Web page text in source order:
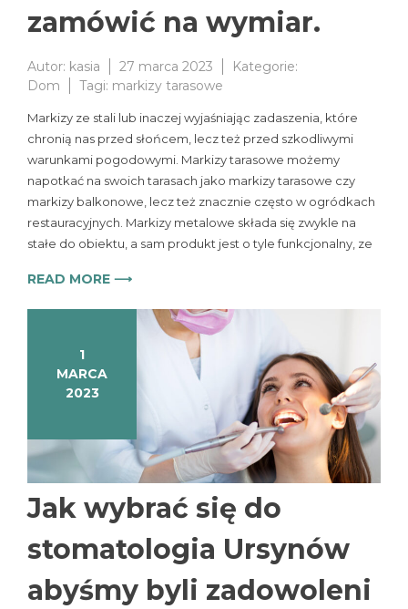
zamówić na wymiar.
Autor: kasia 27 marca 2023
Kategorie:
Dom
Tagi: markizy tarasowe
Markizy ze stali lub inaczej wyjaśniając zadaszenia, które
chronią nas przed słońcem, lecz też przed szkodliwymi
warunkami pogodowymi. Markizy tarasowe możemy
napotkać na swoich tarasach jako markizy tarasowe czy
markizy balkonowe, lecz też znacznie często w ogródkach
restauracyjnych. Markizy metalowe składa się zwykle na
stałe do obiektu, a sam produkt jest o tyle funkcjonalny, ze
READ MORE ⟶
1
MARCA
2023
Jak wybrać się do
stomatologia Ursynów
abyśmy byli zadowoleni